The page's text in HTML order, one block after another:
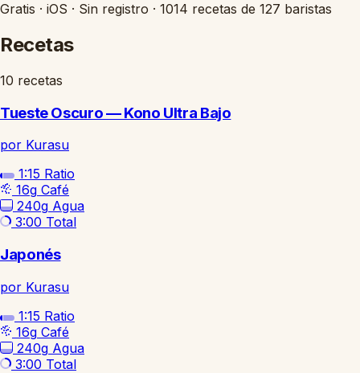
Gratis · iOS · Sin registro · 1014 recetas de 127 baristas
Recetas
10 recetas
Tueste Oscuro — Kono Ultra Bajo
por Kurasu
1:15 Ratio
16g Café
240g Agua
3:00 Total
Japonés
por Kurasu
1:15 Ratio
16g Café
240g Agua
3:00 Total